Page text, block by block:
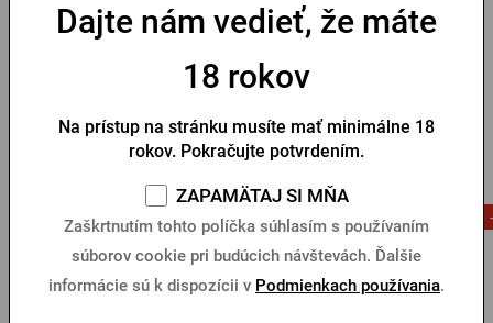
Mohlo by sa vám páčiť
Nový
Dajte nám vedieť, že máte
18 rokov
Na prístup na stránku musíte mať minimálne 18
rokov. Pokračujte potvrdením.
ZAPAMÄTAJ SI MŇA
Zaškrtnutím tohto políčka súhlasím s používaním
súborov cookie pri budúcich návštevách. Ďalšie
informácie sú k dispozícii v Podmienkach používania.